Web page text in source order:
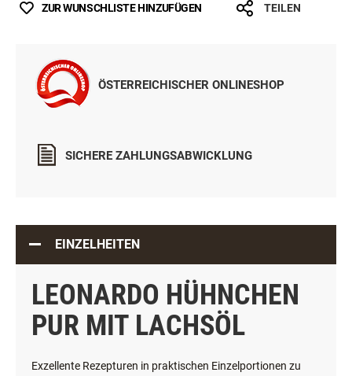
ZUR WUNSCHLISTE HINZUFÜGEN TEILEN
ÖSTERREICHISCHER ONLINESHOP
SICHERE ZAHLUNGSABWICKLUNG
EINZELHEITEN
LEONARDO HÜHNCHEN
PUR MIT LACHSÖL
Exzellente Rezepturen in praktischen Einzelportionen zu